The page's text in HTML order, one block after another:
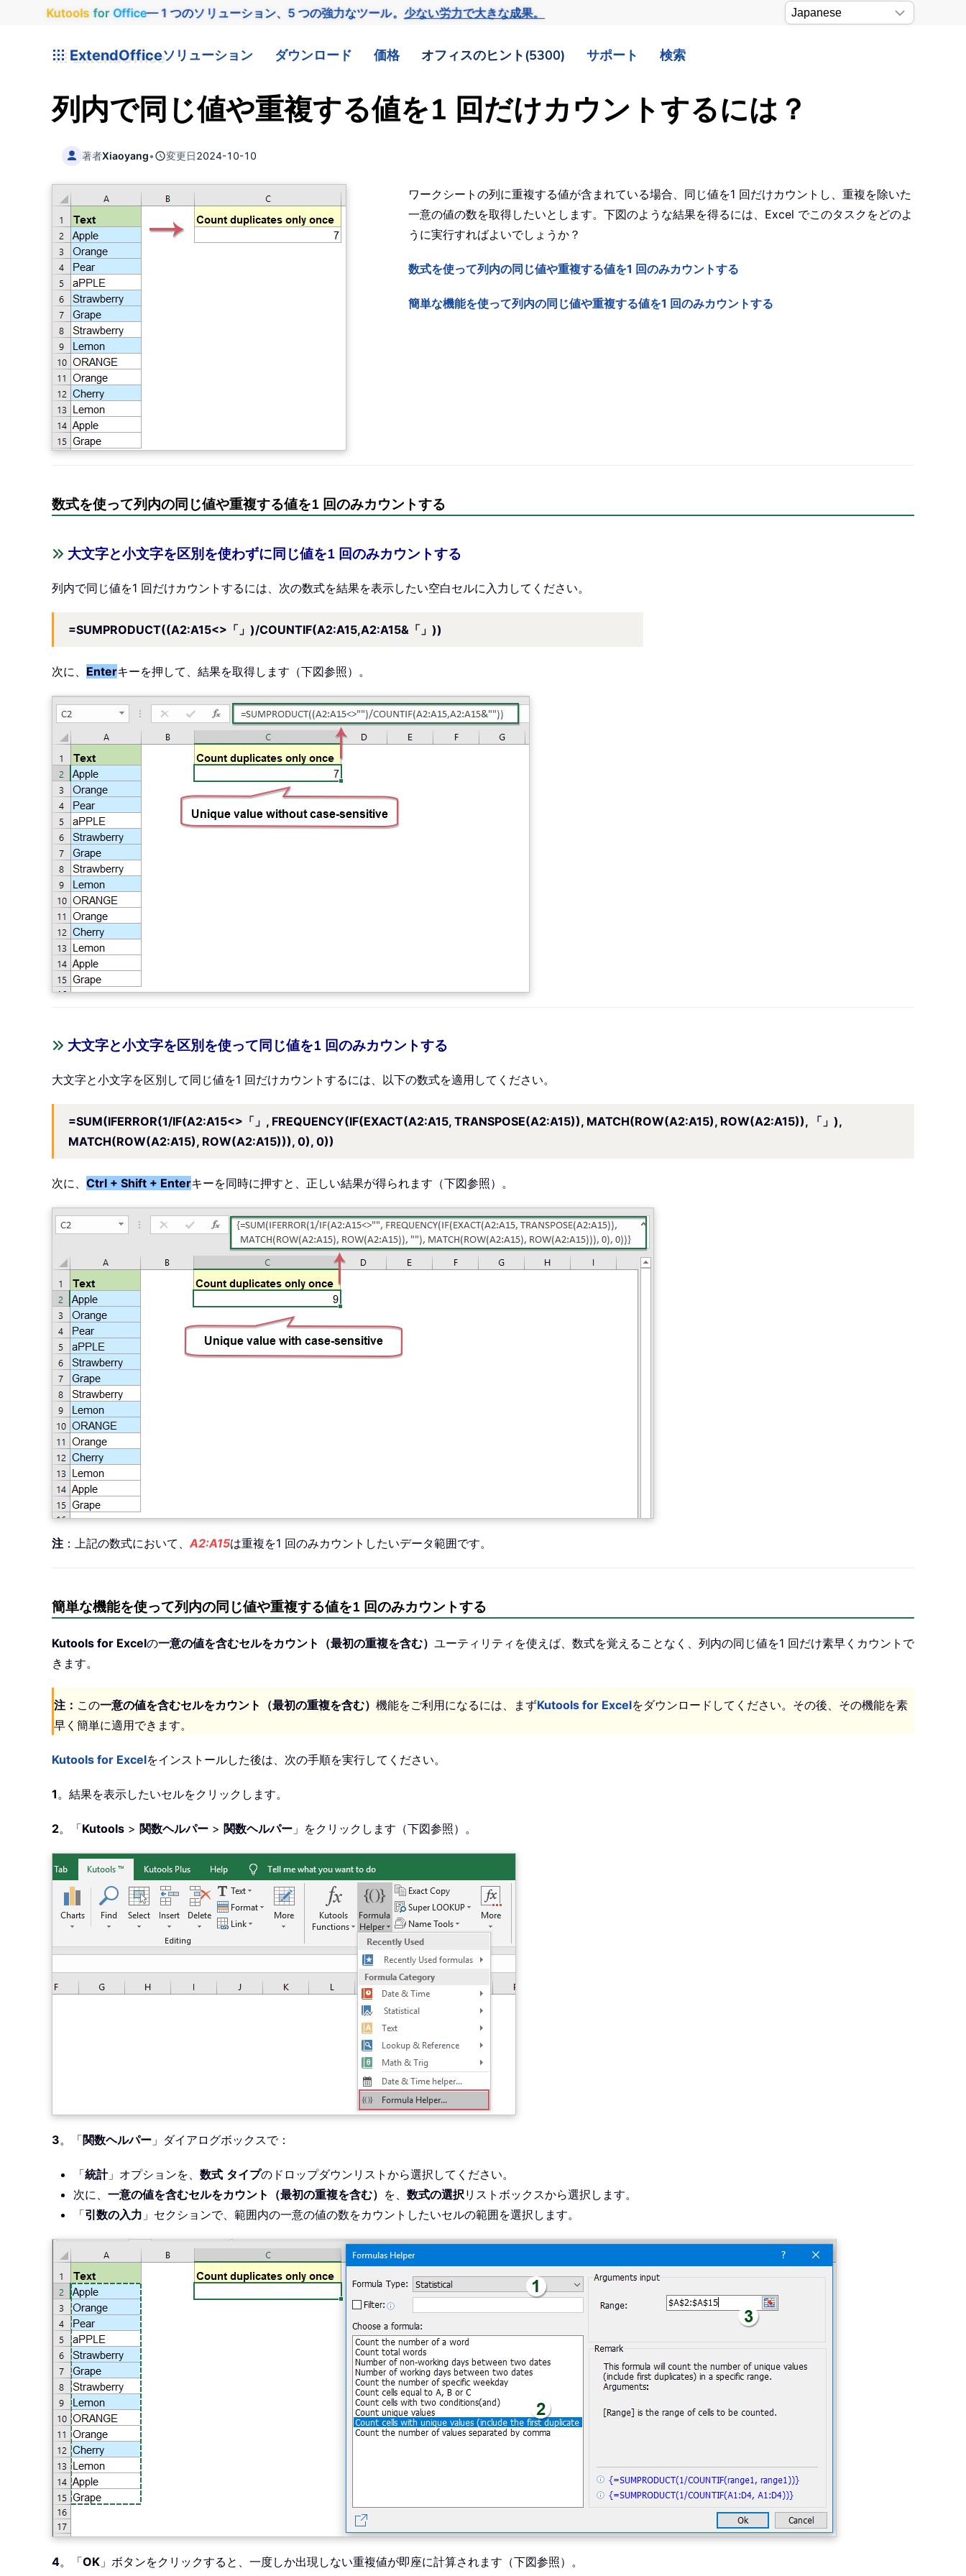
Kutools for Office— 1 つのソリューション、5 つの強力なツール。 少ない労力で大きな成果。
ExtendOfficeソリューション ダウンロード 価格 オフィスのヒント(5300) サポート 検索
列内で同じ値や重複する値を1 回だけカウントするには？
著者Xiaoyang• 変更日2024-10-10
ワークシートの列に重複する値が含まれている場合、同じ値を1 回だけカウントし、重複を除いた
一意の値の数を取得したいとします。下図のような結果を得るには、Excel でこのタスクをどのよ
うに実行すればよいでしょうか？
数式を使って列内の同じ値や重複する値を1 回のみカウントする
簡単な機能を使って列内の同じ値や重複する値を1 回のみカウントする
数式を使って列内の同じ値や重複する値を1 回のみカウントする
大文字と小文字を区別を使わずに同じ値を1 回のみカウントする
列内で同じ値を1 回だけカウントするには、次の数式を結果を表示したい空白セルに入力してください。
=SUMPRODUCT((A2:A15<>「」)/COUNTIF(A2:A15,A2:A15&「」))
次に、 Enterキーを押して、結果を取得します（下図参照）。
大文字と小文字を区別を使って同じ値を1 回のみカウントする
大文字と小文字を区別して同じ値を1 回だけカウントするには、以下の数式を適用してください。
=SUM(IFERROR(1/IF(A2:A15<>「」, FREQUENCY(IF(EXACT(A2:A15, TRANSPOSE(A2:A15)), MATCH(ROW(A2:A15), ROW(A2:A15)), 「」),
MATCH(ROW(A2:A15), ROW(A2:A15))), 0), 0))
次に、 Ctrl + Shift + Enterキーを同時に押すと、正しい結果が得られます（下図参照）。
注 ：上記の数式において、 A2:A15は重複を1 回のみカウントしたいデータ範囲です。
簡単な機能を使って列内の同じ値や重複する値を1 回のみカウントする
Kutools for Excelの一意の値を含むセルをカウント（最初の重複を含む） ユーティリティを使えば、数式を覚えることなく、列内の同じ値を1 回だけ素早くカウントで
きます。
注： この一意の値を含むセルをカウント（最初の重複を含む） 機能をご利用になるには、まずKutools for Excelをダウンロードしてください。その後、その機能を素
早く簡単に適用できます。
Kutools for Excelをインストールした後は、次の手順を実行してください。
1。結果を表示したいセルをクリックします。
2。「Kutools > 関数ヘルパー > 関数ヘルパー 」をクリックします（下図参照）。
3。「関数ヘルパー 」ダイアログボックスで：
「統計」オプションを、 数式 タイプのドロップダウンリストから選択してください。
次に、 一意の値を含むセルをカウント（最初の重複を含む） を、 数式の選択リストボックスから選択します。
「引数の入力 」セクションで、範囲内の一意の値の数をカウントしたいセルの範囲を選択します。
4。「OK 」ボタンをクリックすると、一度しか出現しない重複値が即座に計算されます（下図参照）。